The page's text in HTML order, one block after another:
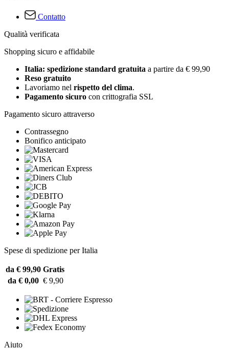
Contatto
Qualità verificata
Shopping sicuro e affidabile
Italia: spedizione standard gratuita a partire da € 99,90
Reso gratuito
Lavoriamo nel rispetto del clima.
Pagamento sicuro con crittografia SSL
Pagamento sicuro attraverso
Contrassegno
Bonifico anticipato
Spese di spedizione per Italia
da € 99,90 Gratis
da € 0,00 € 9,90
Aiuto